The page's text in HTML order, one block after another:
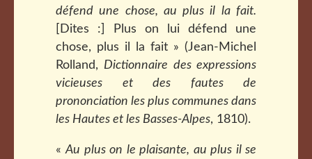
défend une chose, au plus il la fait.
[Dites :] Plus on lui défend une
chose, plus il la fait » (Jean-Michel
Rolland, Dictionnaire des expressions
vicieuses et des fautes de
prononciation les plus communes dans
les Hautes et les Basses-Alpes, 1810).
«Au plus on le plaisante, au plus il se